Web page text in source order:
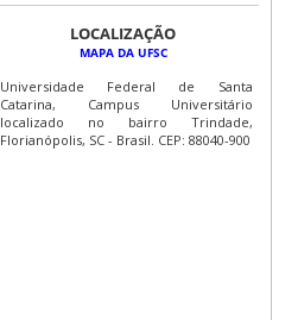
LOCALIZAÇÃO
MAPA DA UFSC
Universidade Federal de Santa
Catarina, Campus Universitário
localizado no bairro Trindade,
Florianópolis, SC - Brasil. CEP: 88040-900